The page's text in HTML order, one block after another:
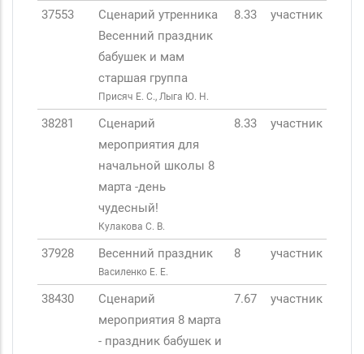
37553
Сценарий утренника
Весенний праздник
бабушек и мам
старшая группа
Присяч Е. С., Лыга Ю. Н.
8.33 участник
38281
Сценарий
мероприятия для
начальной школы 8
марта -день
чудесный!
Кулакова С. В.
8.33 участник
37928 Весенний праздник
Василенко Е. Е.
8 участник
38430
Сценарий
мероприятия 8 марта
- праздник бабушек и
7.67 участник